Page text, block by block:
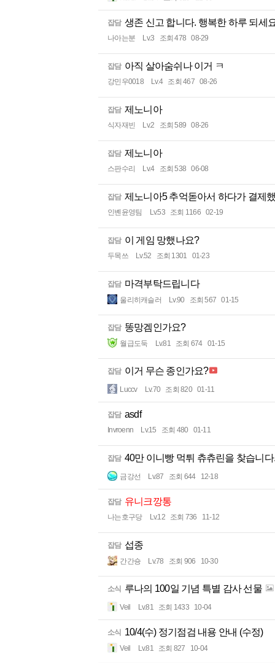
잡담 생존 신고 합니다. 행복한 하루 되세
나아는분 Lv.3 조회 478 08-29
잡담 아직 살아숨쉬나 이거 ㅋ
강민우0018 Lv.4 조회 467 08-26
잡담 제노니아
식자재빈 Lv.2 조회 589 08-26
잡담 제노니아
스판수리 Lv.4 조회 538 06-08
잡담 제노니아5 추억돋아서 하다가 결제
인볜윤영팀 Lv.53 조회 1166 02-19
잡담 이 게임 망했나요?
두목쓰 Lv.52 조회 1301 01-23
잡담 마격부탁드립니다
울리히캐슬러 Lv.90 조회 567 01-15
잡담 똥망겜인가요?
월급도둑 Lv.81 조회 674 01-15
잡담 이거 무슨 종인가요?
Luccv Lv.70 조회 820 01-11
잡담 asdf
Invroenn Lv.15 조회 480 01-11
잡담 40만 이니빵 먹튀 츄츄린을 찾습니다.
금강선 Lv.87 조회 644 12-18
잡담 유니크깡통
나는호구당 Lv.12 조회 736 11-12
잡담 섭종
간간숑 Lv.78 조회 906 10-30
소식 루나의 100일 기념 특별 감사 선물
Veil Lv.81 조회 1433 10-04
소식 10/4(수) 정기점검 내용 안내 (수정)
Veil Lv.81 조회 827 10-04